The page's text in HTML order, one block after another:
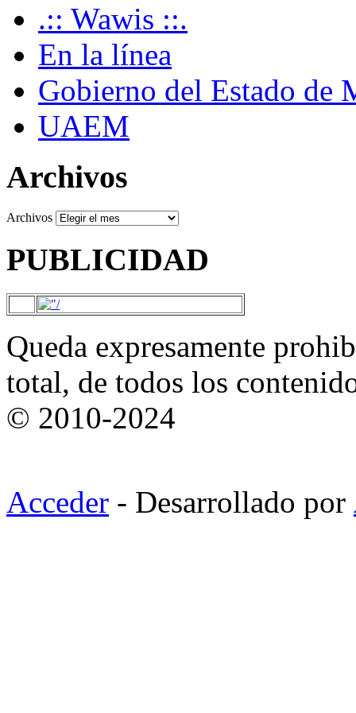
.:: Wawis ::.
En la línea
Gobierno del Estado de
UAEM
Archivos
Archivos
PUBLICIDAD
Queda expresamente
total, de todos los
© 2010-2024
Acceder - Desarrollado por